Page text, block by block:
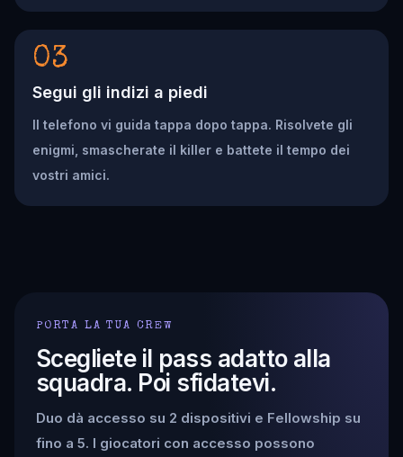
03
Segui gli indizi a piedi
Il telefono vi guida tappa dopo tappa. Risolvete gli
enigmi, smascherate il killer e battete il tempo dei
vostri amici.
PORTA LA TUA CREW
Scegliete il pass adatto alla
squadra. Poi sfidatevi.
Duo dà accesso su 2 dispositivi e Fellowship su
fino a 5. I giocatori con accesso possono